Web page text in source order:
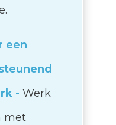
een
- Werk
met